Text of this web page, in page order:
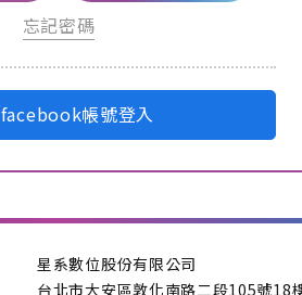
忘記密碼
facebook帳號登入
星系數位股份有限公司
台北市大安區敦化南路二段105號18